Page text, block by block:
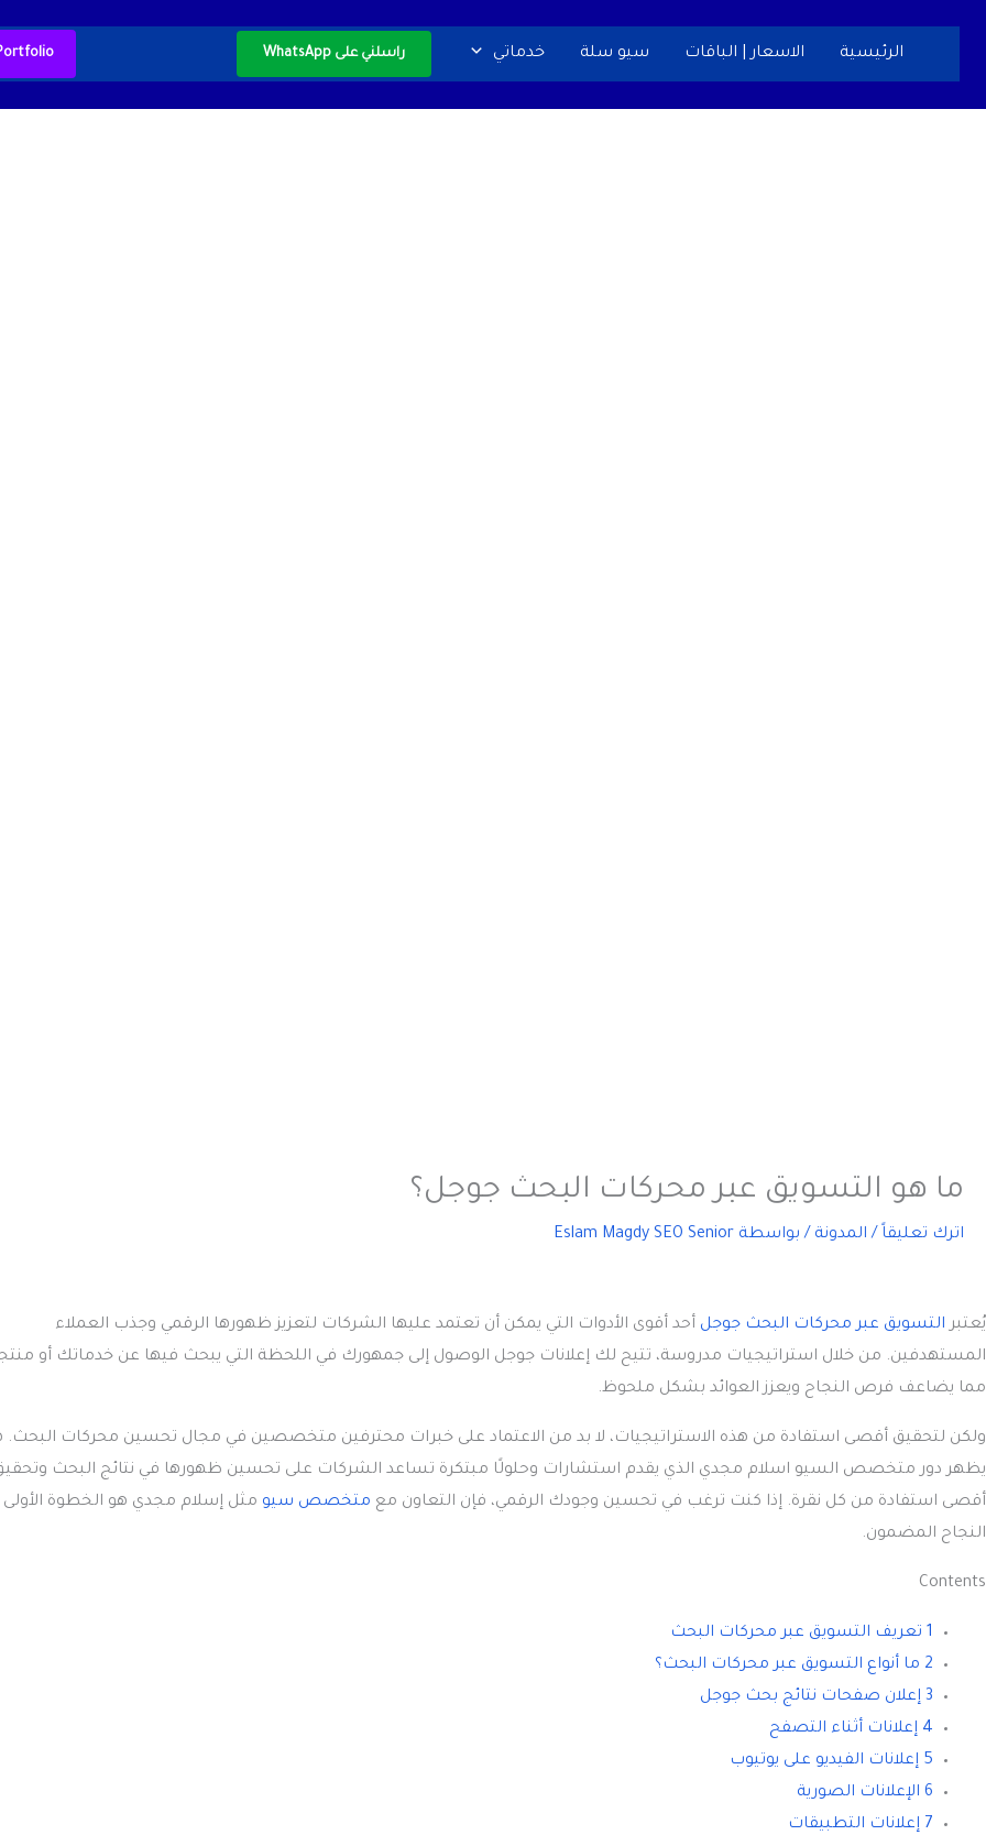
المحتوى
الرئيسية الاسعار | الباقات سيو سلة خدماتي راسلني على WhatsApp
ما هو التسويق عبر محركات البحث جوجل؟
اترك تعليقاً / المدونة / بواسطة Eslam Magdy SEO Senior
يُعتبر التسويق عبر محركات البحث جوجل أحد أقوى الأدوات التي يمكن أن تعتمد عليها الشركات لتعزيز ظهورها الرقمي وجذب العملاء
المستهدفين. من خلال استراتيجيات مدروسة، تتيح لك إعلانات جوجل الوصول إلى جمهورك في اللحظة التي يبحث فيها عن خدماتك أو
مما يضاعف فرص النجاح ويعزز العوائد بشكل ملحوظ.
ولكن لتحقيق أقصى استفادة من هذه الاستراتيجيات، لا بد من الاعتماد على خبرات محترفين متخصصين في مجال تحسين محركات البحث.
يظهر دور متخصص السيو اسلام مجدي الذي يقدم استشارات وحلولًا مبتكرة تساعد الشركات على تحسين ظهورها في نتائج البحث
أقصى استفادة من كل نقرة. إذا كنت ترغب في تحسين وجودك الرقمي، فإن التعاون مع متخصص سيو مثل إسلام مجدي هو الخطوة الأولى
النجاح المضمون.
Contents
1 تعريف التسويق عبر محركات البحث
2 ما أنواع التسويق عبر محركات البحث؟
3 إعلان صفحات نتائج بحث جوجل
4 إعلانات أثناء التصفح
5 إعلانات الفيديو على يوتيوب
6 الإعلانات الصورية
7 إعلانات التطبيقات